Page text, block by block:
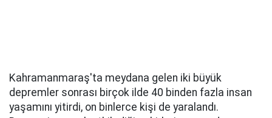
Kahramanmaraş'ta meydana gelen iki büyük
depremler sonrası birçok ilde 40 binden fazla insan
yaşamını yitirdi, on binlerce kişi de yaralandı.